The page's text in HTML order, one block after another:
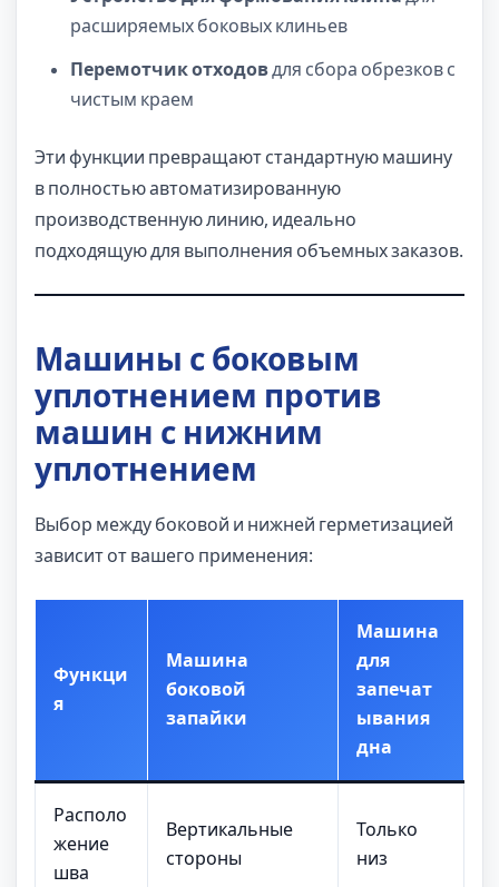
расширяемых боковых клиньев
Перемотчик отходовдля сбора обрезков с
чистым краем
Эти функции превращают стандартную машину
в полностью автоматизированную
производственную линию, идеально
подходящую для выполнения объемных заказов.
Машины с боковым
уплотнением против
машин с нижним
уплотнением
Выбор между боковой и нижней герметизацией
зависит от вашего применения:
Функци
я
Машина
боковой
запайки
Машина
для
запечат
ывания
дна
Располо
жение
шва
Вертикальные
стороны
Только
низ